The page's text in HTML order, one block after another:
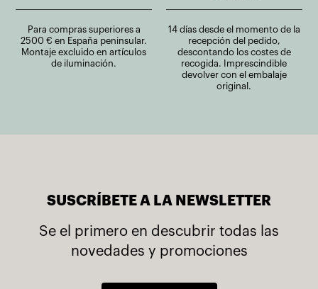
Para compras superiores a
2500 € en España peninsular.
Montaje excluido en artículos
de iluminación.
14 días desde el momento de la
recepción del pedido,
descontando los costes de
recogida. Imprescindible
devolver con el embalaje
original.
SUSCRÍBETE A LA NEWSLETTER
Se el primero en descubrir todas las
novedades y promociones